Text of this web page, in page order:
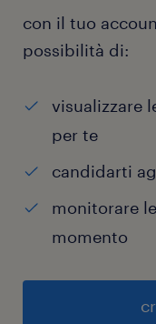
con il tuo
possibilità di:
visualizzare
per te
candidarti
monitorare
momento